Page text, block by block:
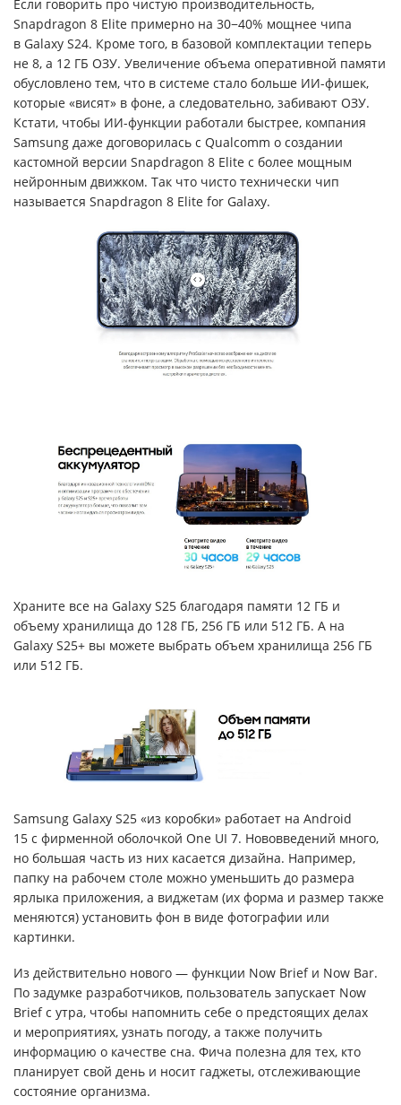
Если говорить про чистую производительность,
Snapdragon 8 Elite примерно на 30−40% мощнее чипа
в Galaxy S24. Кроме того, в базовой комплектации теперь
не 8, а 12 ГБ ОЗУ. Увеличение объема оперативной памяти
обусловлено тем, что в системе стало больше ИИ-фишек,
которые «висят» в фоне, а следовательно, забивают ОЗУ.
Кстати, чтобы ИИ-функции работали быстрее, компания
Samsung даже договорилась с Qualcomm о создании
кастомной версии Snapdragon 8 Elite с более мощным
нейронным движком. Так что чисто технически чип
называется Snapdragon 8 Elite for Galaxy.
Храните все на Galaxy S25 благодаря памяти 12 ГБ и
объему хранилища до 128 ГБ, 256 ГБ или 512 ГБ. А на
Galaxy S25+ вы можете выбрать объем хранилища 256 ГБ
или 512 ГБ.
Samsung Galaxy S25 «из коробки» работает на Android
15 с фирменной оболочкой One UI 7. Нововведений много,
но большая часть из них касается дизайна. Например,
папку на рабочем столе можно уменьшить до размера
ярлыка приложения, а виджетам (их форма и размер также
меняются) установить фон в виде фотографии или
картинки.
Из действительно нового — функции Now Brief и Now Bar.
По задумке разработчиков, пользователь запускает Now
Brief с утра, чтобы напомнить себе о предстоящих делах
и мероприятиях, узнать погоду, а также получить
информацию о качестве сна. Фича полезна для тех, кто
планирует свой день и носит гаджеты, отслеживающие
состояние организма.